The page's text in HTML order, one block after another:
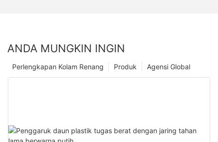
ANDA MUNGKIN INGIN
Agensi Global
Produk
Perlengkapan Kolam Renang